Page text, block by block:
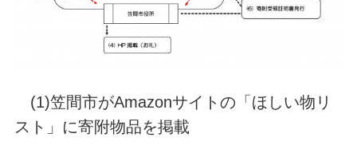
(1)笠間市がAmazonサイトの「ほしい物リ
スト」に寄附物品を掲載